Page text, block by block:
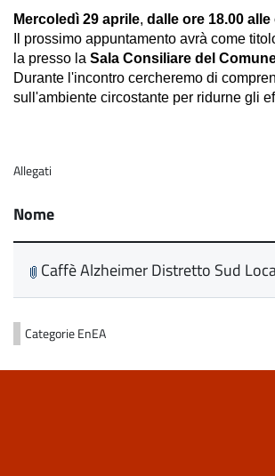
Mercoledì 29 aprile, dalle ore 18.00 alle
Il prossimo appuntamento avrà come
la presso la Sala Consiliare del
Durante l'incontro cercheremo di
sull'ambiente circostante per ridurne gli
Allegati
Nome
Caffè Alzheimer Distretto Sud
CategorieEnEA